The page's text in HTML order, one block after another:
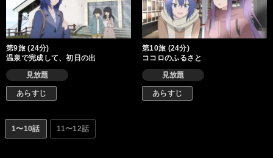
第9旅 (24分)
温泉で完成して、初日の出
見放題
あらすじ
第10旅 (24分)
ココロのふるさと
見放題
あらすじ
1〜10話 11〜12話